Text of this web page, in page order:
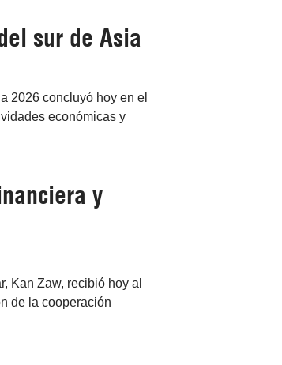
sur de Asia
2026 concluyó hoy en el
económicas y
y
Kan Zaw, recibió hoy al
de la cooperación